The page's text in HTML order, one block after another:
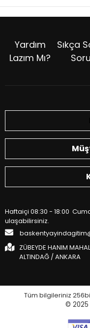
Yardım
Lazım Mı?
Sıkça
Haftaiçi 08:30 - 18:00
ulaşabilirsiniz.
ZÜBEYDE HANIM
ALTINDAĞ / ANKARA
Tüm bilgileriniz
© 2025